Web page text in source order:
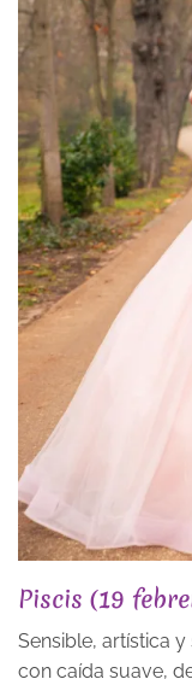
Piscis (19
Sensible, artística
con caída suave,